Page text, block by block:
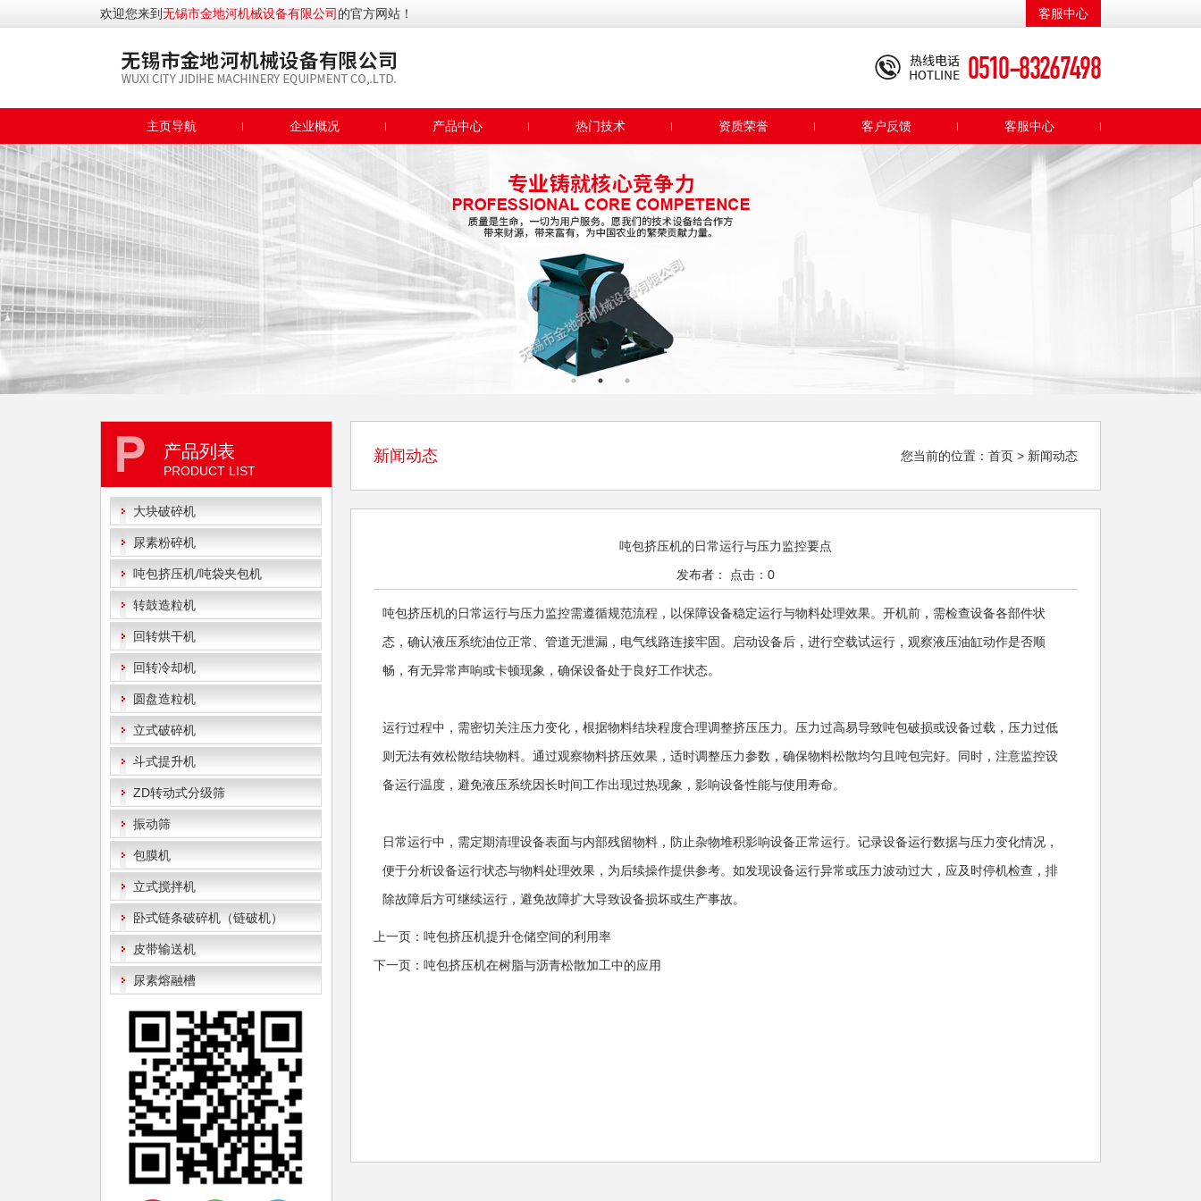
欢迎您来到无锡市金地河机械设备有限公司的官方网站！ 客服中心
主页导航 企业概况 产品中心 热门技术 资质荣誉 客户反馈 客服中心
产品列表
PRODUCT LIST
大块破碎机
尿素粉碎机
吨包挤压机/吨袋夹包机
转鼓造粒机
回转烘干机
回转冷却机
圆盘造粒机
立式破碎机
斗式提升机
ZD转动式分级筛
振动筛
包膜机
立式搅拌机
卧式链条破碎机（链破机）
皮带输送机
尿素熔融槽
新闻动态 您当前的位置： 首页> 新闻动态
吨包挤压机的日常运行与压力监控要点
发布者： 点击：0
吨包挤压机的日常运行与压力监控需遵循规范流程，以保障设备稳定运行与物料处理效果。开机前，需检查设备各部件状
态，确认液压系统油位正常、管道无泄漏，电气线路连接牢固。启动设备后，进行空载试运行，观察液压油缸动作是否顺
畅，有无异常声响或卡顿现象，确保设备处于良好工作状态。
运行过程中，需密切关注压力变化，根据物料结块程度合理调整挤压压力。压力过高易导致吨包破损或设备过载，压力过低
则无法有效松散结块物料。通过观察物料挤压效果，适时调整压力参数，确保物料松散均匀且吨包完好。同时，注意监控设
备运行温度，避免液压系统因长时间工作出现过热现象，影响设备性能与使用寿命。
日常运行中，需定期清理设备表面与内部残留物料，防止杂物堆积影响设备正常运行。记录设备运行数据与压力变化情况，
便于分析设备运行状态与物料处理效果，为后续操作提供参考。如发现设备运行异常或压力波动过大，应及时停机检查，排
除故障后方可继续运行，避免故障扩大导致设备损坏或生产事故。
上一页：吨包挤压机提升仓储空间的利用率
下一页：吨包挤压机在树脂与沥青松散加工中的应用